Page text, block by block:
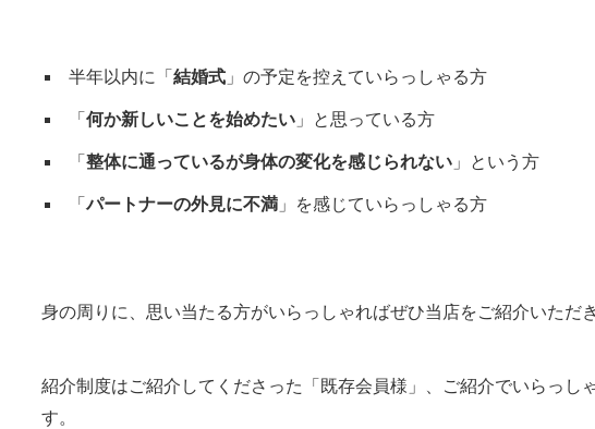
半年以内に「結婚式 」の予定を控えていらっしゃる方
「何か新しいことを始めたい 」と思っている方
「整体に通っているが身体の変化を感じられない 」という方
「パートナーの外見に不満 」を感じていらっしゃる方
身の周りに、思い当たる方がいらっしゃればぜひ当店をご紹介いただ
紹介制度はご紹介してくださった「既存会員様」、ご紹介でいらっし
す。